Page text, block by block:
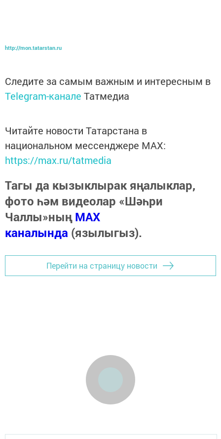
http://mon.tatarstan.ru
Следите за самым важным и интересным в
Telegram-канале Татмедиа
Читайте новости Татарстана в
национальном мессенджере MАХ:
https://max.ru/tatmedia
Тагы да кызыклырак яңалыклар,
фото һәм видеолар «Шәһри
Чаллы»ныңMAX
каналында (язылыгыз).
Перейти на страницу новости